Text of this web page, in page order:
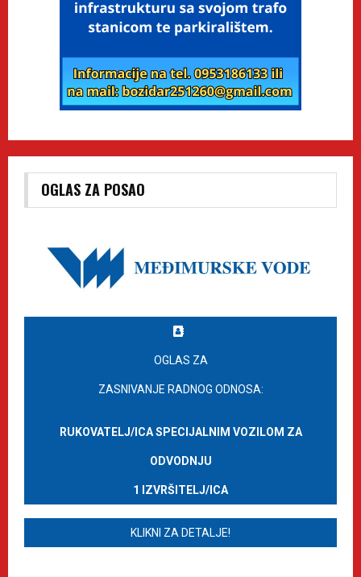
OGLAS ZA POSAO
OGLAS ZA
ZASNIVANJE RADNOG ODNOSA:
RUKOVATELJ/ICA SPECIJALNIM VOZILOM ZA
ODVODNJU
1 IZVRŠITELJ/ICA
KLIKNI ZA DETALJE!